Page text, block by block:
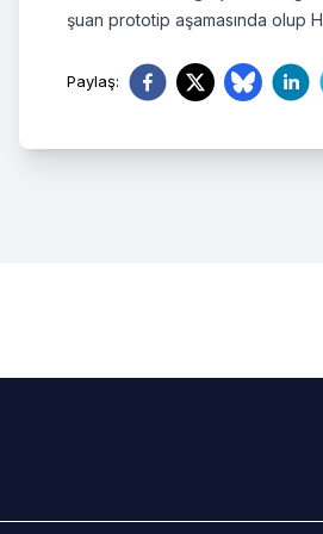
şuan prototip aşamasında olup
Paylaş: